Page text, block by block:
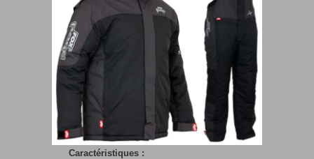
Caractéristiques :